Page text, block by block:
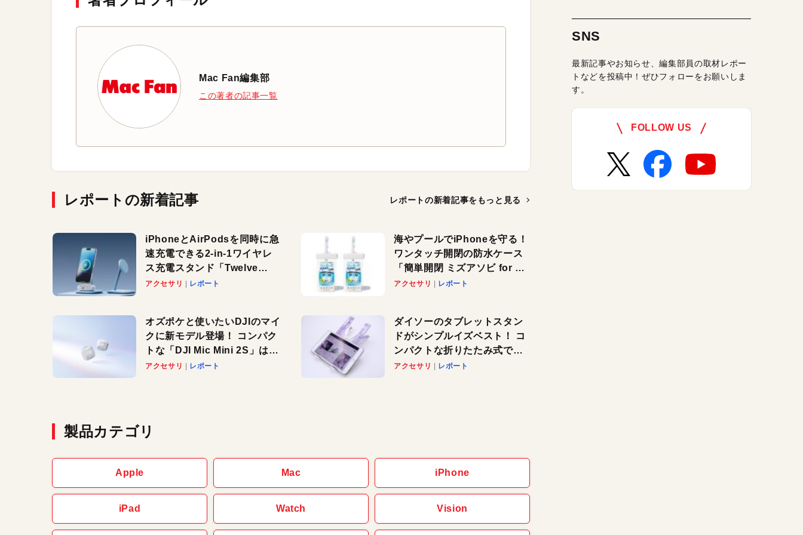
Mac Fan編集部
この著者の記事一覧
レポートの新着記事 レポートの新着記事をもっと見る
iPhoneとAirPodsを同時に急
速充電できる2-in-1ワイヤレ
ス充電スタンド「Twelve
South HiRise 2 Deluxe」が
アクセサリ レポート
海やプールでiPhoneを守る！
ワンタッチ開閉の防水ケース
「簡単開閉 ミズアソビ for ス
マホ」で夏のレジャーを満喫
アクセサリ レポート
オズポケと使いたいDJIのマイ
クに新モデル登場！ コンパク
トな「DJI Mic Mini 2S」はAI
ノイキャンも搭載。屋外でも
アクセサリ レポート
ダイソーのタブレットスタン
ドがシンプルイズベスト！ コ
ンパクトな折りたたみ式でノ
ートパソコンにも対応。カラ
アクセサリ レポート
製品カテゴリ
Apple Mac iPhone
iPad Watch Vision
SNS
最新記事やお知らせ、編集部員の取材レポー
トなどを投稿中！ぜひフォローをお願いしま
す。
FOLLOW US